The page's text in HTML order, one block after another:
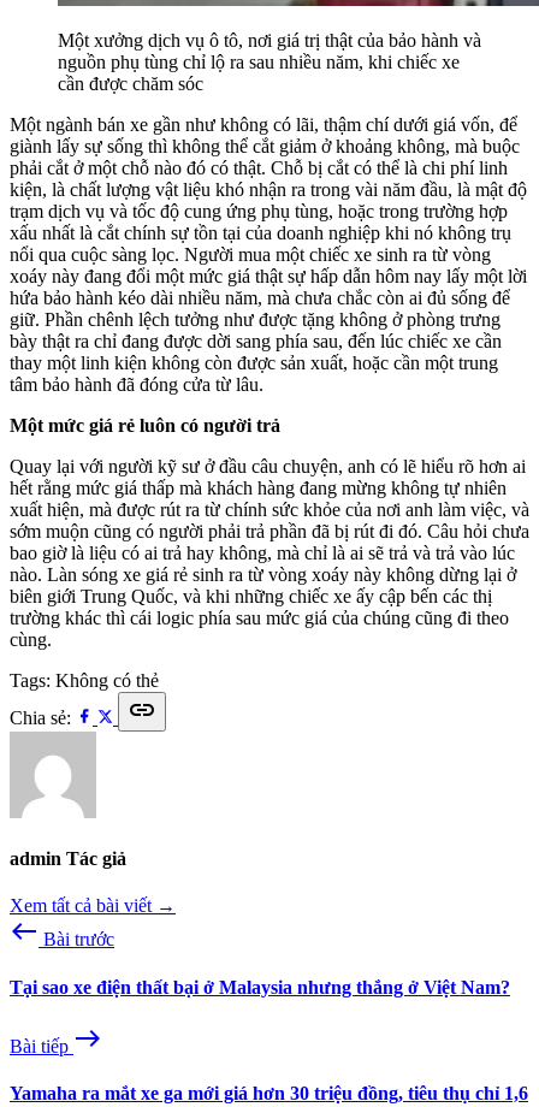
Một xưởng dịch vụ ô tô, nơi giá trị thật của bảo hành và
nguồn phụ tùng chỉ lộ ra sau nhiều năm, khi chiếc xe
cần được chăm sóc
Một ngành bán xe gần như không có lãi, thậm chí dưới giá vốn, để
giành lấy sự sống thì không thể cắt giảm ở khoảng không, mà buộc
phải cắt ở một chỗ nào đó có thật. Chỗ bị cắt có thể là chi phí linh
kiện, là chất lượng vật liệu khó nhận ra trong vài năm đầu, là mật độ
trạm dịch vụ và tốc độ cung ứng phụ tùng, hoặc trong trường hợp
xấu nhất là cắt chính sự tồn tại của doanh nghiệp khi nó không trụ
nổi qua cuộc sàng lọc. Người mua một chiếc xe sinh ra từ vòng
xoáy này đang đổi một mức giá thật sự hấp dẫn hôm nay lấy một lời
hứa bảo hành kéo dài nhiều năm, mà chưa chắc còn ai đủ sống để
giữ. Phần chênh lệch tưởng như được tặng không ở phòng trưng
bày thật ra chỉ đang được dời sang phía sau, đến lúc chiếc xe cần
thay một linh kiện không còn được sản xuất, hoặc cần một trung
tâm bảo hành đã đóng cửa từ lâu.
Một mức giá rẻ luôn có người trả
Quay lại với người kỹ sư ở đầu câu chuyện, anh có lẽ hiểu rõ hơn ai
hết rằng mức giá thấp mà khách hàng đang mừng không tự nhiên
xuất hiện, mà được rút ra từ chính sức khỏe của nơi anh làm việc, và
sớm muộn cũng có người phải trả phần đã bị rút đi đó. Câu hỏi chưa
bao giờ là liệu có ai trả hay không, mà chỉ là ai sẽ trả và trả vào lúc
nào. Làn sóng xe giá rẻ sinh ra từ vòng xoáy này không dừng lại ở
biên giới Trung Quốc, và khi những chiếc xe ấy cập bến các thị
trường khác thì cái logic phía sau mức giá của chúng cũng đi theo
cùng.
Tags: Không có thẻ
Chia sẻ:
link
admin Tác giả
Xem tất cả bài viết →
west Bài trước
Tại sao xe điện thất bại ở Malaysia nhưng thắng ở Việt Nam?
Bài tiếp east
Yamaha ra mắt xe ga mới giá hơn 30 triệu đồng, tiêu thụ chỉ 1,6